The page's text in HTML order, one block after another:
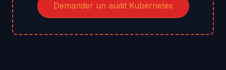
Demander un audit Kubernetes